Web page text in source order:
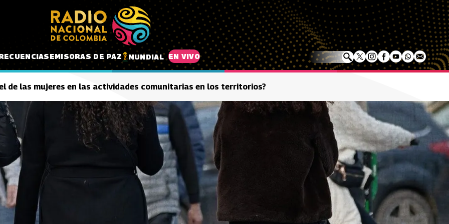
EMISORAS DE PAZ MUNDIAL EN VIVO
de las mujeres en las actividades comunitarias en los territorios?